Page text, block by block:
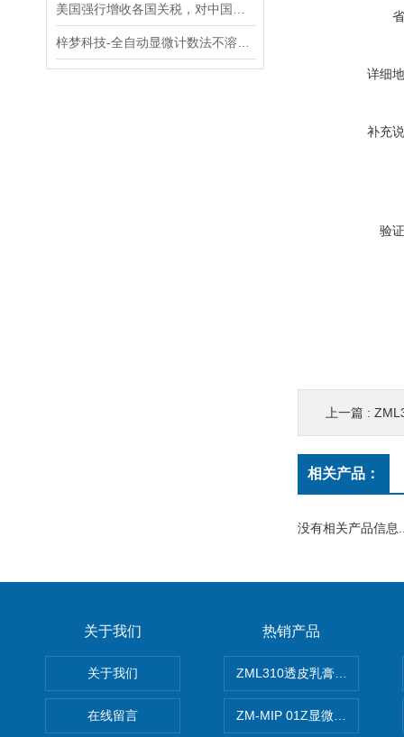
详细
补充
验
上一篇 :
相关产品：
没有相关产品信息
关于我们
关于我们
在线留言
热销产品
ZML310透皮乳膏粒度晶型分
ZM-MIP 01Z显微镜法不溶性